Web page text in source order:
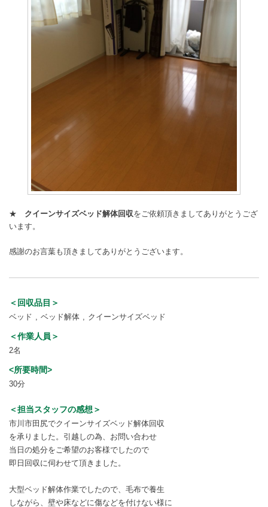
★ クイーンサイズベッド解体回収をご依頼頂きましてありがとうござ
います。
感謝のお言葉も頂きましてありがとうございます。
＜回収品目＞
ベッド ベッド解体 クイーンサイズベッド
＜作業人員＞
2名
<所要時間>
30分
＜担当スタッフの感想＞
市川市田尻でクイーンサイズベッド解体回収
を承りました。引越しの為、お問い合わせ
当日の処分をご希望のお客様でしたので
即日回収に伺わせて頂きました。
大型ベッド解体作業でしたので、毛布で養生
しながら、壁や床などに傷などを付けない様に